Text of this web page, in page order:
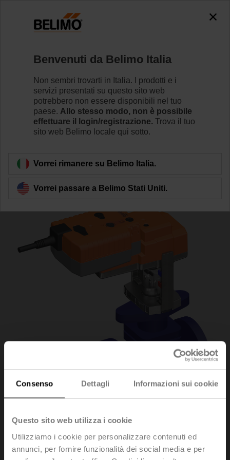
Consenso Dettagli Informazioni sui cookie
Questo sito web utilizza i cookie
Utilizziamo i cookie per personalizzare contenuti ed
annunci, per fornire funzionalità dei social media e per
accessing the absolute URL
"https://www.belimo.com/it/it_IT/~mgnlArea=cookies~".
Home Valvole di regolazione Valvole a globo
H6032X10-S2/NVK230A-3
Torna alla categoria di prodotti
H6032X10-
Benvenuti da Belimo Italia
Non sembri trovarti in Italia. I prodotti e i
servizi presentati su questo sito web
potrebbero non essere disponibili nel tuo
paese. Allo stesso modo, non è possibile
effettuare il login/registrazione. Trova il tuo
sito web Belimo locale qui sotto.
Vorrei rimanere su Belimo Italia.
Vorrei passare a Belimo Stati Uniti.